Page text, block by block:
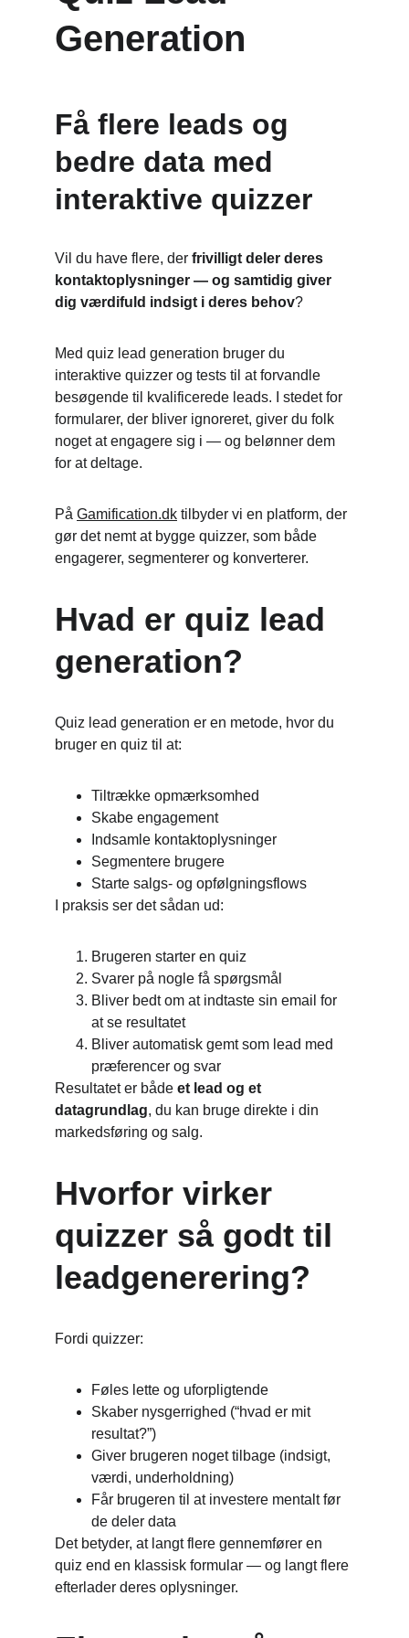
Generation
Få flere leads og
bedre data med
interaktive quizzer
Vil du have flere, der frivilligt deler deres
kontaktoplysninger — og samtidig giver
dig værdifuld indsigt i deres behov?
Med quiz lead generation bruger du
interaktive quizzer og tests til at forvandle
besøgende til kvalificerede leads. I stedet for
formularer, der bliver ignoreret, giver du folk
noget at engagere sig i — og belønner dem
for at deltage.
På Gamification.dk tilbyder vi en platform, der
gør det nemt at bygge quizzer, som både
engagerer, segmenterer og konverterer.
Hvad er quiz lead
generation?
Quiz lead generation er en metode, hvor du
bruger en quiz til at:
Tiltrække opmærksomhed
Skabe engagement
Indsamle kontaktoplysninger
Segmentere brugere
Starte salgs- og opfølgningsflows
I praksis ser det sådan ud:
Brugeren starter en quiz
Svarer på nogle få spørgsmål
Bliver bedt om at indtaste sin email for
at se resultatet
Bliver automatisk gemt som lead med
præferencer og svar
Resultatet er både et lead og et
datagrundlag, du kan bruge direkte i din
markedsføring og salg.
Hvorfor virker
quizzer så godt til
leadgenerering?
Fordi quizzer:
Føles lette og uforpligtende
Skaber nysgerrighed (“hvad er mit
resultat?”)
Giver brugeren noget tilbage (indsigt,
værdi, underholdning)
Får brugeren til at investere mentalt før
de deler data
Det betyder, at langt flere gennemfører en
quiz end en klassisk formular — og langt flere
efterlader deres oplysninger.